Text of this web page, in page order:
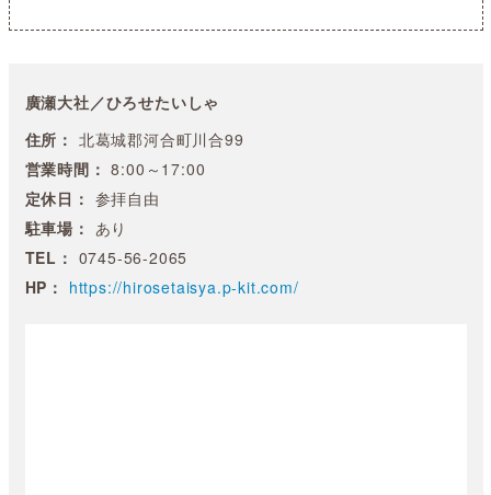
廣瀬大社／ひろせたいしゃ
住所： 北葛城郡河合町川合99
営業時間： 8:00～17:00
定休日： 参拝自由
駐車場： あり
TEL： 0745-56-2065
HP： https://hirosetaisya.p-kit.com/